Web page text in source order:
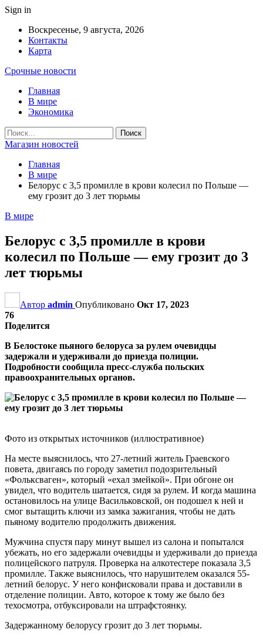
Sign in
Воскресенье, 9 августа, 2026
Контакты
Карта
Срочные новости
Главная
В мире
Экономика
Магазин новостей
Главная
В мире
Белорус с 3,5 промилле в крови колесил по Польше —
ему грозит до 3 лет тюрьмы
В мире
Белорус с 3,5 промилле в крови
колесил по Польше — ему грозит до 3
лет тюрьмы
Автор admin Опубликовано Окт 17, 2023
76
Поделится
В Белостоке пьяного белоруса за рулем очевидцы
задержали и удерживали до приезда полиции.
Подробности сообщила пресс-служба польских
правоохранительных органов.
Фото из открытых источников (иллюстративное)
На месте выяснилось, что 27-летний житель Граевского
повета, двигаясь по городу заметил подозрительный
«Фольксваген», который «ехал змейкой». При обгоне он
увидел, что водитель шатается, сидя за рулем. И когда машина
остановилось на улице Васильковской, он подошел к ней и
смог вытащить ключи из замка зажигания, чтобы не дать
пьяному водителю продолжить движения.
Мужчина спустя пару минут вышел из салона и попытался
убежать, но его задержали очевидцы и удерживали до приезда
полицейского патруля. Проверка на алкотестере показала 3,5
промилле. Также выяснилось, что нарушителем оказался 55-
летний белорус. У него конфисковали права и доставили в
отделение полиции. Авто, которое к тому же было без
техосмотра, отбуксировали на штрафстоянку.
Задержанному белорусу грозит до 3 лет тюрьмы.